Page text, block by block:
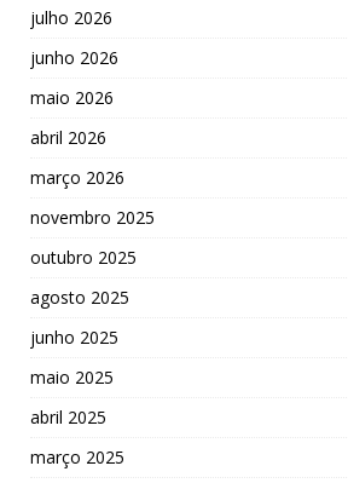
julho 2026
junho 2026
maio 2026
abril 2026
março 2026
novembro 2025
outubro 2025
agosto 2025
junho 2025
maio 2025
abril 2025
março 2025